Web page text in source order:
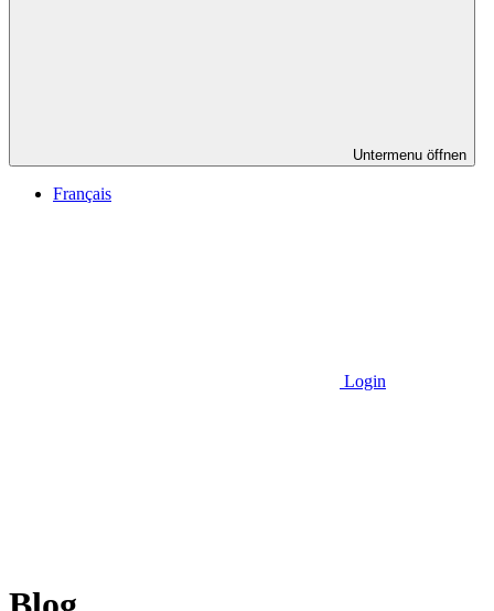
Untermenu öffnen
Français
Login